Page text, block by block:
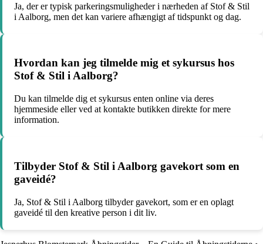
Ja, der er typisk parkeringsmuligheder i nærheden af Stof & Stil
i Aalborg, men det kan variere afhængigt af tidspunkt og dag.
Hvordan kan jeg tilmelde mig et sykursus hos
Stof & Stil i Aalborg?
Du kan tilmelde dig et sykursus enten online via deres
hjemmeside eller ved at kontakte butikken direkte for mere
information.
Tilbyder Stof & Stil i Aalborg gavekort som en
gaveidé?
Ja, Stof & Stil i Aalborg tilbyder gavekort, som er en oplagt
gaveidé til den kreative person i dit liv.